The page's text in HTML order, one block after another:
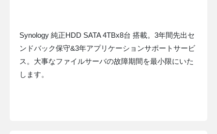
Synology 純正HDD SATA 4TBx8台 搭載。3年間先出セ
ンドバック保守&3年アプリケーションサポートサービ
ス。大事なファイルサーバの故障期間を最小限にいた
します。